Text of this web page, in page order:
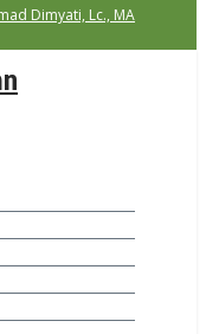
Dimyati, Lc., MA